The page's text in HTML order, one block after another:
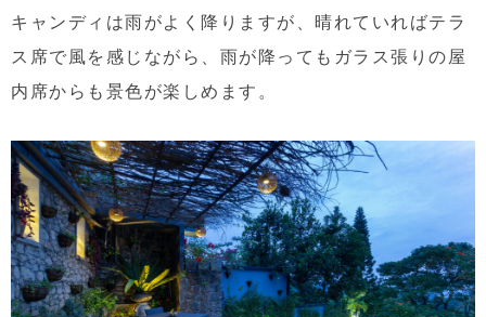
キャンディは雨がよく降りますが、晴れていればテラ
ス席で風を感じながら、雨が降ってもガラス張りの屋
内席からも景色が楽しめます。